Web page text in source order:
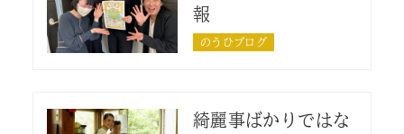
報
のうひブログ
綺麗事ばかりではな